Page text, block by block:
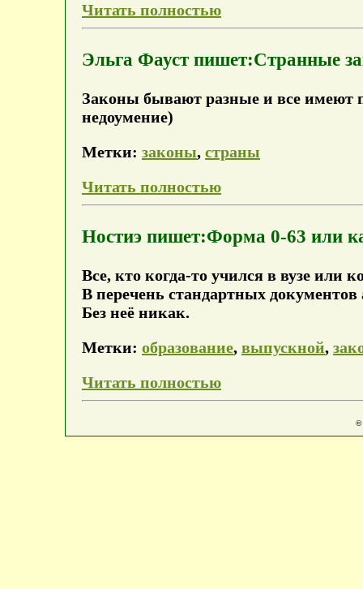
Читать полностью
Эльга Фауст пишет:Странные
Законы бывают разные и все имеют
недоумение)
Метки: законы, страны
Читать полностью
Ностиэ пишет:Форма 0-63 или
Все, кто когда-то учился в вузе или
В перечень стандартных документов
Без неё никак.
Метки: образование, выпускной,
Читать полностью
©